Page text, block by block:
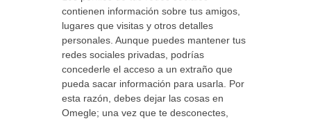
contienen información sobre tus amigos,
lugares que visitas y otros detalles
personales. Aunque puedes mantener tus
redes sociales privadas, podrías
concederle el acceso a un extraño que
pueda sacar información para usarla. Por
esta razón, debes dejar las cosas en
Omegle; una vez que te desconectes,